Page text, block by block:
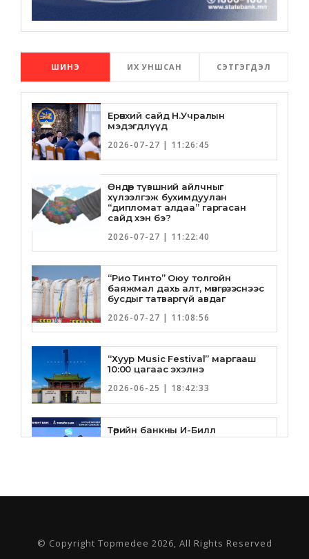
ШИНЭ ИХ УНШСАН СЭТГЭГДЭЛ
Ерөнхий сайд Н.Учралын
мэдэгдлүүд
2026-07-27 | 11:26:45
Өндөр түвшний айлчныг
хүлээлгэж бухимдуулан
“дипломат алдаа” гаргасан
сайд хэн бэ?
2026-07-27 | 11:22:40
“Рио Тинто” Оюу толгойн
баяжмал дахь алт, мөнгө, зэснээс
бусдыг татваргүй авдаг
2026-07-27 | 11:08:56
“Хуур Music Festival” маргааш
10:00 цагаас эхэлнэ
2026-06-25 | 18:42:33
Төрийн банкны И-Билл
үйлчилгээнд Голомт банк
шинэчлэн байгууллаа
© Copyright Topmedee 2026, All Rights Reserved